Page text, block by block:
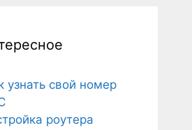
узнать свой номер
роутера